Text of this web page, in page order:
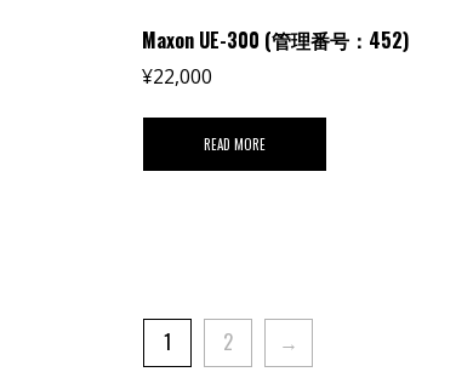
Maxon UE-300 (管理番号：452)
¥22,000
READ MORE
1 2 →